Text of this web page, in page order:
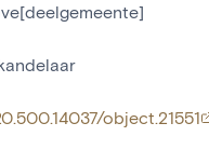
object.21551